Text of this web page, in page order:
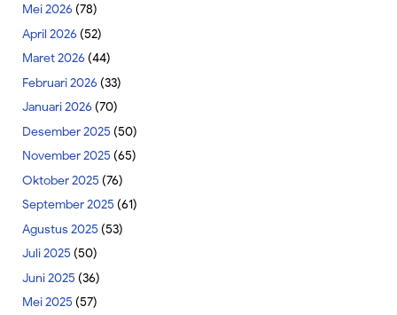
Mei 2026 (78)
April 2026 (52)
Maret 2026 (44)
Februari 2026 (33)
Januari 2026 (70)
Desember 2025 (50)
November 2025 (65)
Oktober 2025 (76)
September 2025 (61)
Agustus 2025 (53)
Juli 2025 (50)
Juni 2025 (36)
Mei 2025 (57)